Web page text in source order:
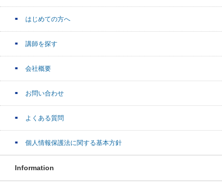
はじめての方へ
講師を探す
会社概要
お問い合わせ
よくある質問
個人情報保護法に関する基本方針
Information